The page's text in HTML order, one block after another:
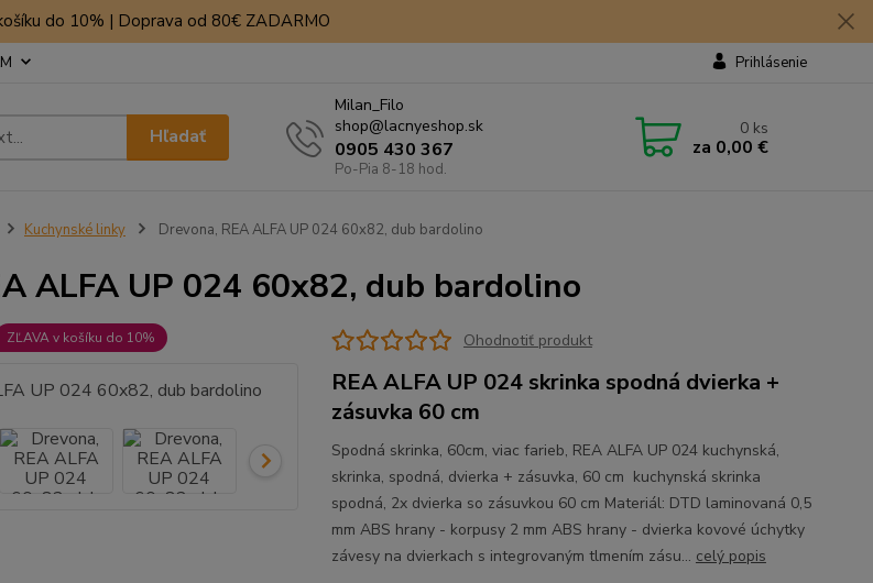
do 10% | Doprava od 80€ ZADARMO
Prihlásenie
Hľadať
Milan_Filo
shop@lacnyeshop.sk
0905 430 367
Po-Pia 8-18 hod.
0 ks
za 0,00 €
Kuchynské linky Drevona, REA ALFA UP 024 60x82, dub bardolino
ALFA UP 024 60x82, dub bardolino
ZĽAVA v košíku do 10% Ohodnotiť produkt
REA ALFA UP 024 skrinka spodná dvierka +
zásuvka 60 cm
Spodná skrinka, 60cm, viac farieb, REA ALFA UP 024 kuchynská,
skrinka, spodná, dvierka + zásuvka, 60 cm kuchynská skrinka
spodná, 2x dvierka so zásuvkou 60 cm Materiál: DTD laminovaná 0,5
mm ABS hrany - korpusy 2 mm ABS hrany - dvierka kovové úchytky
závesy na dvierkach s integrovaným tlmením zásu... celý popis